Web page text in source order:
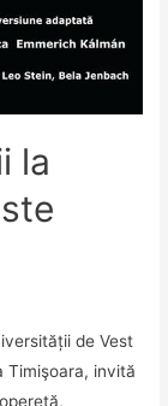
la
de Vest
Timişoara, invită